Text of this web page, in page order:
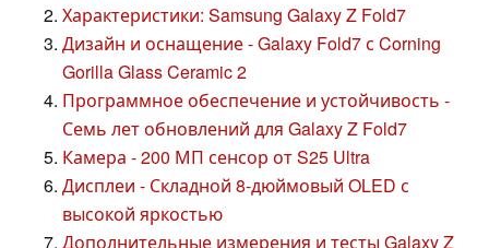
Характеристики: Samsung Galaxy Z Fold7
Дизайн и оснащение - Galaxy Fold7 с Corning
Gorilla Glass Ceramic 2
Программное обеспечение и устойчивость -
Семь лет обновлений для Galaxy Z Fold7
Камера - 200 МП сенсор от S25 Ultra
Дисплеи - Складной 8-дюймовый OLED с
высокой яркостью
Дополнительные измерения и тесты Galaxy Z